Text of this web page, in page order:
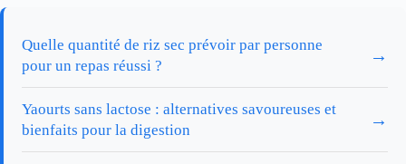
Quelle quantité de riz sec prévoir par personne
pour un repas réussi ?
→
Yaourts sans lactose : alternatives savoureuses et
bienfaits pour la digestion
→